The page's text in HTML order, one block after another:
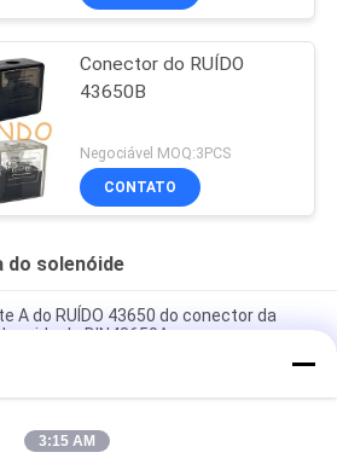
Conector do RUÍDO
43650B
Negociável MOQ:3PCS
CONTATO
do solenóide
A do RUÍDO 43650 do conector da
de DIN43650A
de solenoide de DIN43650A com
diodo emissor de luz
do conector da tomada da bobina da
3:15 AM